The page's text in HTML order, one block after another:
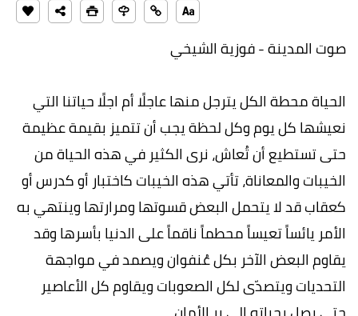
صوت المدينة - فوزية الشيخي
الحياة محطة الكل يترجل منها عاجلًا أم اجلًا حياتنا التي
نعيشها كل يوم وكل لحظة يجب أن تتميز بقيمة عظيمة
حتى تستطيع أن تُعاش، نرى الكثير في هذه الحياة من
الخيبات والمعاناة، تأتي هذه الخيبات كاختبار أو كدرس أو
كعقاب قد لا يتحمل البعض قسوتها ومرارتها وينتهي به
الأمر يائساً تعيساً محطماً ناقماً على الدنيا بأسرها وقد
يقاوم البعض الآخر بكل عُنفوان ويصمد في مواجهة
التحديات ويتصدّى لكل الصعوبات ويقاوم كل الأعاصير